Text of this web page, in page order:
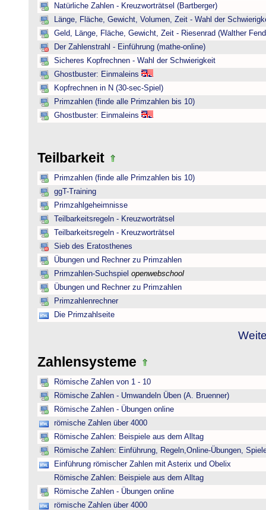
Natürliche Zahlen - Kreuzworträtsel (Bartberger)
Länge, Fläche, Gewicht, Volumen, Zeit - Wahl der
Geld, Länge, Fläche, Gewicht, Zeit - Riesenrad (Walther
Der Zahlenstrahl - Einführung (mathe-online)
Sicheres Kopfrechnen - Wahl der Schwierigkeit
Ghostbuster: Einmaleins
Kopfrechnen in N (30-sec-Spiel)
Primzahlen (finde alle Primzahlen bis 10)
Ghostbuster: Einmaleins
Teilbarkeit
Primzahlen (finde alle Primzahlen bis 10)
ggT-Training
Primzahlgeheimnisse
Teilbarkeitsregeln - Kreuzworträtsel
Teilbarkeitsregeln - Kreuzworträtsel
Sieb des Eratosthenes
Übungen und Rechner zu Primzahlen
Primzahlen-Suchspiel openwebschool
Übungen und Rechner zu Primzahlen
Primzahlenrechner
Die Primzahlseite
Zahlensysteme
Römische Zahlen von 1 - 10
Römische Zahlen - Umwandeln Üben (A. Bruenner)
Römische Zahlen - Übungen online
römische Zahlen über 4000
Römische Zahlen: Beispiele aus dem Alltag
Römische Zahlen: Einführung, Regeln,Online-Übungen,
Einführung römischer Zahlen mit Asterix und Obelix
Römische Zahlen: Beispiele aus dem Alltag
Römische Zahlen - Übungen online
römische Zahlen über 4000